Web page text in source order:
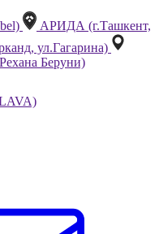
АРИДА (г.Ташкент,
ул.Гагарина)
Беруни)